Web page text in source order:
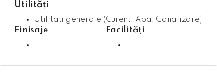
Utilități
Utilitati generale (Curent, Apa, Canalizare)
Finisaje Facilități